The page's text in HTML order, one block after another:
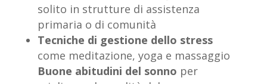
solito in strutture di assistenza
primaria o di comunità
Tecniche di gestione dello stress
come meditazione, yoga e massaggio
Buone abitudini del sonno per